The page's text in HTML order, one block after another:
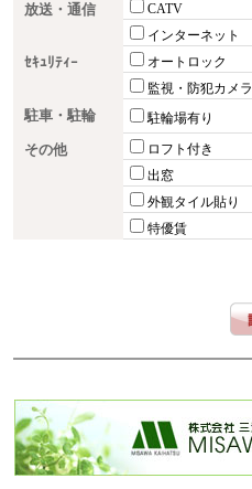
放送・通信 CATV
インターネット
ｾｷｭﾘﾃｨｰ オートロック
監視・防犯カメラ
駐車・駐輪 駐輪場有り
その他 ロフト付き
出窓
外観タイル貼り
特優賃